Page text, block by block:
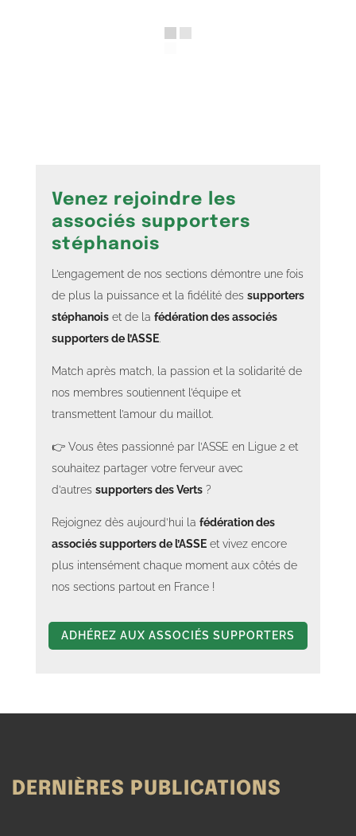
Venez rejoindre les
associés supporters
stéphanois
L’engagement de nos sections démontre une fois
de plus la puissance et la fidélité des supporters
stéphanois et de la fédération des associés
supporters de l’ASSE.
Match après match, la passion et la solidarité de
nos membres soutiennent l’équipe et
transmettent l’amour du maillot.
👉 Vous êtes passionné par l’ASSE en Ligue 2 et
souhaitez partager votre ferveur avec
d’autres supporters des Verts ?
Rejoignez dès aujourd’hui la fédération des
associés supporters de l’ASSE et vivez encore
plus intensément chaque moment aux côtés de
nos sections partout en France !
ADHÉREZ AUX ASSOCIÉS SUPPORTERS
DERNIÈRES PUBLICATIONS